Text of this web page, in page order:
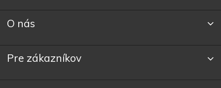
O nás
Pre zákazníkov